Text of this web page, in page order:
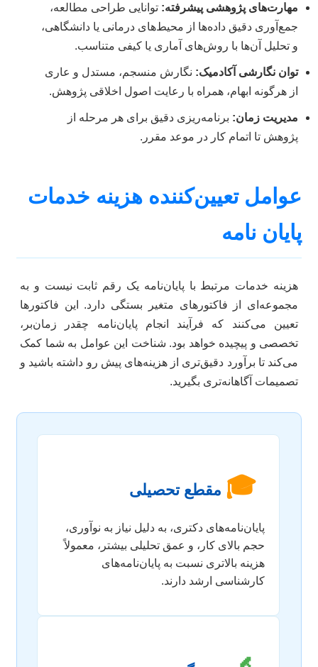
مهارت‌های پژوهشی پیشرفته: توانایی طراحی مطالعه،
جمع‌آوری دقیق داده‌ها از محیط‌های درمانی یا دانشگاهی،
و تحلیل آن‌ها با روش‌های آماری یا کیفی متناسب.
توان نگارشی آکادمیک: نگارش منسجم، مستدل و عاری
از هرگونه ابهام، همراه با رعایت اصول اخلاقی پژوهش.
مدیریت زمان: برنامه‌ریزی دقیق برای هر مرحله از
پژوهش تا اتمام کار در موعد مقرر.
عوامل تعیین‌کننده هزینه خدمات
پایان نامه
هزینه خدمات مرتبط با پایان‌نامه یک رقم ثابت نیست و به
مجموعه‌ای از فاکتورهای متغیر بستگی دارد. این فاکتورها
تعیین می‌کنند که فرآیند انجام پایان‌نامه چقدر زمان‌بر،
تخصصی و پیچیده خواهد بود. شناخت این عوامل به شما کمک
می‌کند تا برآورد دقیق‌تری از هزینه‌های پیش رو داشته باشید و
تصمیمات آگاهانه‌تری بگیرید.
🎓 مقطع تحصیلی
پایان‌نامه‌های دکتری، به دلیل نیاز به نوآوری،
حجم بالای کار، و عمق تحلیلی بیشتر، معمولاً
هزینه بالاتری نسبت به پایان‌نامه‌های
کارشناسی ارشد دارند.